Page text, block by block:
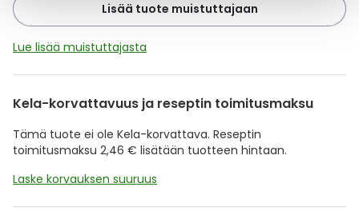
Lisää tuote muistuttajaan
Lue lisää muistuttajasta
Kela-korvattavuus ja reseptin toimitusmaksu
Tämä tuote ei ole Kela-korvattava. Reseptin
toimitusmaksu 2,46 € lisätään tuotteen hintaan.
Laske korvauksen suuruus